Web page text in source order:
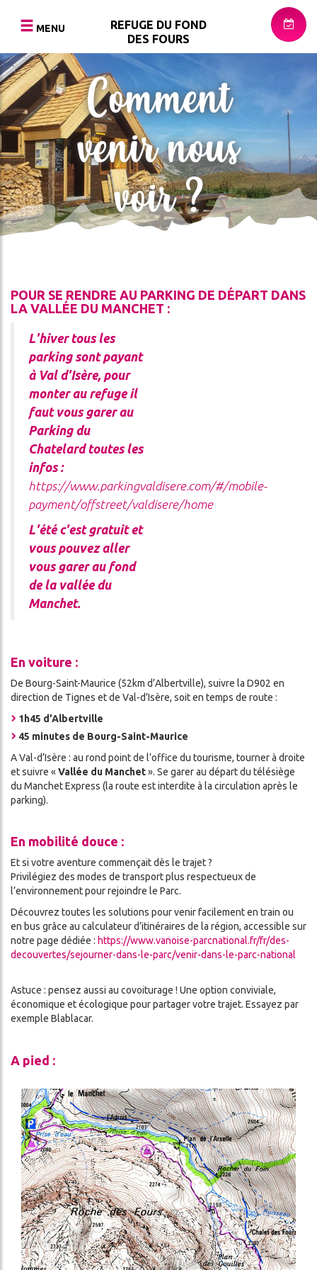
contenu
MENU
REFUGE DU FOND
DES FOURS
RETOUR
LE
REFUGE
LE
BIVOUAC
LA
RESTAURATION
MOT
DE
GARDIENNE
OSEZ
L'EXPÉRIENCE
REFUGE
CONDITIONS
GÉNÉRALES
DE
VENTE
RETOUR
LA
RANDONNÉE
ESTIVALE
LE
SKI
DE
RANDONNÉE
RETOUR
PHOTOS
VIDÉOS
PRESSE
Comment
venir nous
voir ?
POUR SE RENDRE AU PARKING DE DÉPART DANS
LA VALLÉE DU MANCHET :
L'hiver tous les
parking sont payant
à Val d'Isère, pour
monter au refuge il
faut vous garer au
Parking du
Chatelard toutes les
infos :
https://www.parkingvaldisere.com/#/mobile-
payment/offstreet/valdisere/home
L'été c'est gratuit et
vous pouvez aller
vous garer au fond
de la vallée du
Manchet.
En voiture :
De Bourg-Saint-Maurice (52km d’Albertville), suivre la D902 en
direction de Tignes et de Val-d’Isère, soit en temps de route :
1h45 d’Albertville
45 minutes de Bourg-Saint-Maurice
A Val-d’Isère : au rond point de l’office du tourisme, tourner à droite
et suivre «Vallée du Manchet». Se garer au départ du télésiège
du Manchet Express (la route est interdite à la circulation après le
parking).
En mobilité douce :
Et si votre aventure commençait dès le trajet ?
Privilégiez des modes de transport plus respectueux de
l’environnement pour rejoindre le Parc.
Découvrez toutes les solutions pour venir facilement en train ou
en bus grâce au calculateur d’itinéraires de la région, accessible sur
notre page dédiée : https://www.vanoise-parcnational.fr/fr/des-
decouvertes/sejourner-dans-le-parc/venir-dans-le-parc-national
Astuce : pensez aussi au covoiturage ! Une option conviviale,
économique et écologique pour partager votre trajet. Essayez par
exemple Blablacar.
A pied :
Image